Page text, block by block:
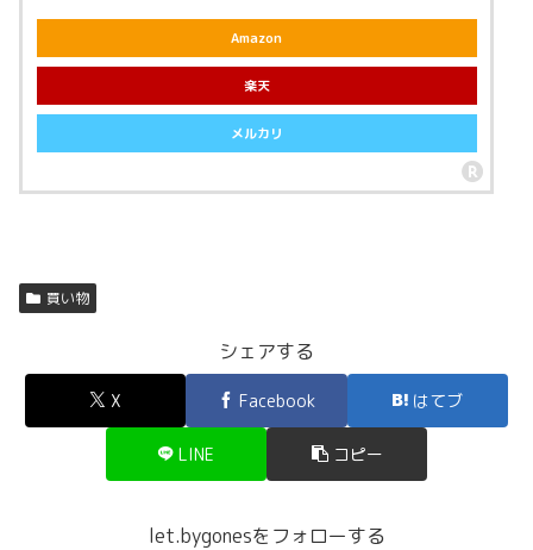
Amazon
楽天
メルカリ
買い物
シェアする
X Facebook はてブ
LINE コピー
let.bygonesをフォローする